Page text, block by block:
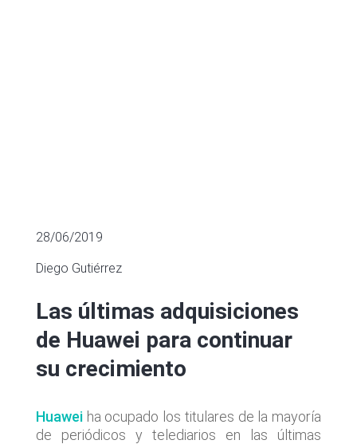
28/06/2019
Diego Gutiérrez
Las últimas adquisiciones
de Huawei para continuar
su crecimiento
Huaweiha ocupado los titulares de la mayoría
de periódicos y telediarios en las últimas